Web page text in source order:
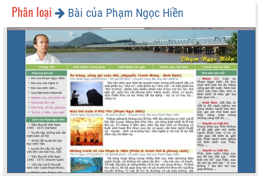
Phân loại Bài của Phạm Ngọc Hiền